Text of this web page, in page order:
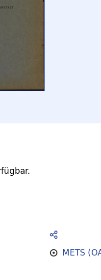
METS